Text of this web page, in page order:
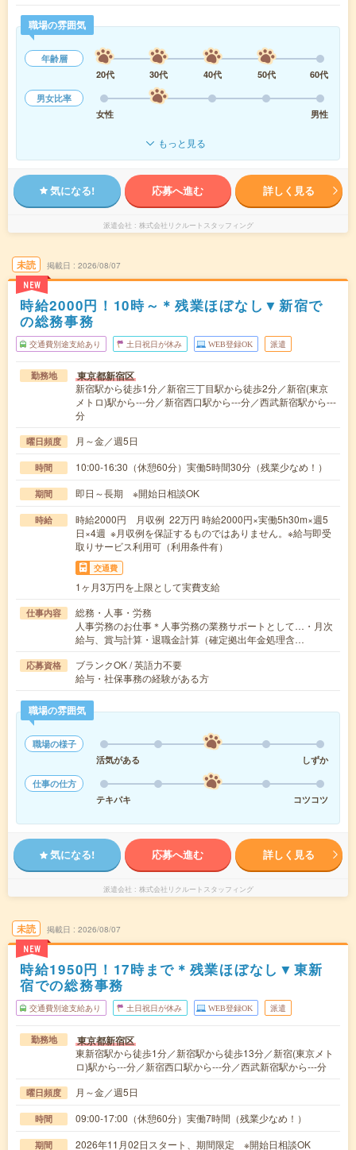
職場の雰囲気
年齢層
20代
30代 40代 50代
60代
男女比率
女性
男性
もっと見る
気になる! 応募へ進む 詳しく見る
派遣会社 株式会社リクルートスタッフィング
未読
NEW
掲載日 2026/08/07
時給2000円！10時～＊残業ほぼなし▼新宿で
の総務事務
交通費別途支給あり 土日祝日が休み WEB登録OK 派遣
勤務地 東京都新宿区
新宿駅から徒歩1分／新宿三丁目駅から徒歩2分／新宿(東京
メトロ)駅から---分／新宿西口駅から---分／西武新宿駅から---
分
曜日頻度 月～金／週5日
時間 10:00-16:30（休憩60分）実働5時間30分（残業少なめ！）
期間 即日～長期 ※開始日相談OK
時給
時給2000円 月収例 22万円 時給2000円×実働5h30m×週5
日×4週 ※月収例を保証するものではありません。※給与即受
取りサービス利用可（利用条件有）
交通費
1ヶ月3万円を上限として実費支給
仕事内容
総務・人事・労務
人事労務のお仕事＊人事労務の業務サポートとして…・月次
給与、賞与計算・退職金計算（確定拠出年金処理含…
応募資格
ブランクOK / 英語力不要
給与・社保事務の経験がある方
職場の雰囲気
職場の様子
活気がある
しずか
仕事の仕方
テキパキ
コツコツ
気になる! 応募へ進む 詳しく見る
派遣会社 株式会社リクルートスタッフィング
未読
NEW
掲載日 2026/08/07
時給1950円！17時まで＊残業ほぼなし▼東新
宿での総務事務
交通費別途支給あり 土日祝日が休み WEB登録OK 派遣
勤務地 東京都新宿区
東新宿駅から徒歩1分／新宿駅から徒歩13分／新宿(東京メト
ロ)駅から---分／新宿西口駅から---分／西武新宿駅から---分
曜日頻度 月～金／週5日
時間 09:00-17:00（休憩60分）実働7時間（残業少なめ！）
期間 2026年11月02日スタート、期間限定 ※開始日相談OK